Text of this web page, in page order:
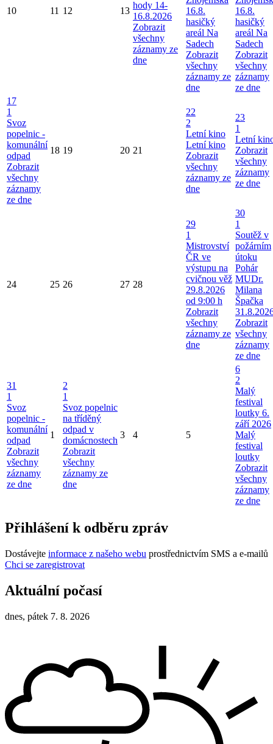
10 11 12 13
hody 14-
16.8.2026
Zobrazit
všechny
záznamy ze
dne
16.8.
hasičký
areál Na
Sadech
Zobrazit
všechny
záznamy ze
dne
16.8.
hasičký
areál Na
Sadech
Zobrazit
všechny
záznamy
ze dne
17
1
Svoz
popelnic -
komunální
odpad
Zobrazit
všechny
záznamy
ze dne
18 19 20 21
22
2
Letní kino
Letní kino
Zobrazit
všechny
záznamy ze
dne
23
1
Letní
Zobrazit
všechny
záznamy
ze dne
24 25 26 27 28
29
1
Mistrovství
ČR ve
výstupu na
cvičnou věž
29.8.2026
od 9:00 h
Zobrazit
všechny
záznamy ze
dne
30
1
Soutěž v
požárním
útoku
Pohár
MUDr.
Milana
Špačka
Zobrazit
všechny
záznamy
ze dne
31
1
Svoz
popelnic -
komunální
odpad
Zobrazit
všechny
záznamy
ze dne
1
2
1
Svoz popelnic
na tříděný
odpad v
domácnostech
Zobrazit
všechny
záznamy ze
dne
3 4 5
6
2
Malý
festival
loutky 6.
září 2026
Malý
festival
loutky
Zobrazit
všechny
záznamy
ze dne
Přihlášení k odběru zpráv
Dostávejte informace z našeho webu prostřednictvím SMS a e-mailů
Chci se zaregistrovat
Aktuální počasí
dnes, pátek 7. 8. 2026